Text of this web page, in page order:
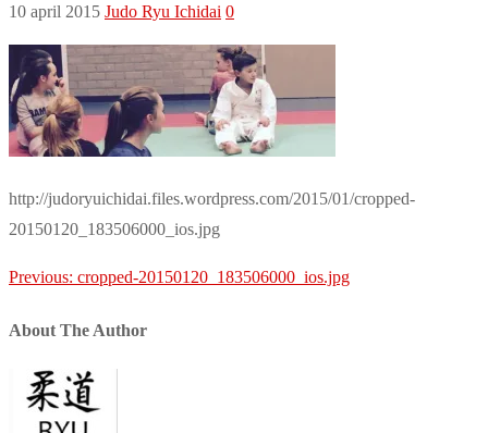
10 april 2015 Judo Ryu Ichidai 0
http://judoryuichidai.files.wordpress.com/2015/01/cropped-
20150120_183506000_ios.jpg
Post
Previous: cropped-20150120_183506000_ios.jpg
About The Author